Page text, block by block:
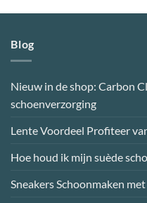
meerdere
gekozen
worden
de
Blog
Nieuw in de shop: Carbon
schoenverzorging
Lente Voordeel Profiteer
Hoe houd ik mijn suède
Sneakers Schoonmaken